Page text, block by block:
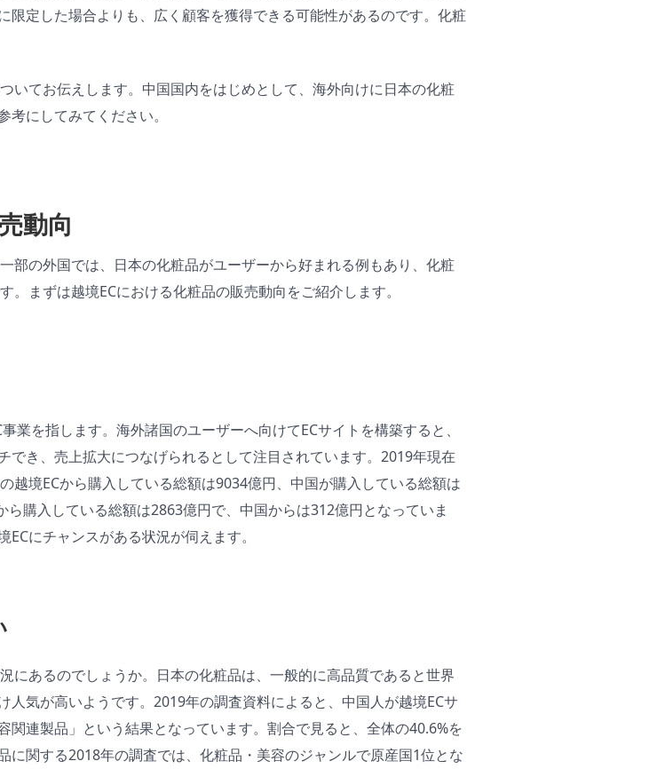
限定した場合よりも、広く顧客を獲得できる可能性があるのです。化粧
いてお伝えします。中国国内をはじめとして、海外向けに日本の化粧
にしてみてください。
動向
部の外国では、日本の化粧品がユーザーから好まれる例もあり、化粧
まずは越境ECにおける化粧品の販売動向をご紹介します。
業を指します。海外諸国のユーザーへ向けてECサイトを構築すると、
でき、売上拡大につなげられるとして注目されています。2019年現在
越境ECから購入している総額は9034億円、中国が購入している総額は
購入している総額は2863億円で、中国からは312億円となっていま
にチャンスがある状況が伺えます。
にあるのでしょうか。日本の化粧品は、一般的に高品質であると世界
気が高いようです。2019年の調査資料によると、中国人が越境ECサ
連製品」という結果となっています。割合で見ると、全体の40.6%を
に関する2018年の調査では、化粧品・美容のジャンルで原産国1位とな